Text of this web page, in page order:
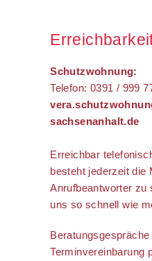
Schutzwohnung:
Telefon: 0391 / 999
sachsenanhalt.de
Erreichbar
besteht jederzeit die
Anrufbeantworter zu
uns so schnell wie
Terminvereinbarung